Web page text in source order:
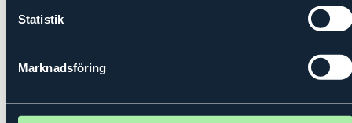
Statistik
Marknadsföring